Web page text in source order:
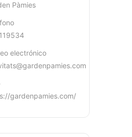
Pàmies
electrónico
gardenpamies.com/